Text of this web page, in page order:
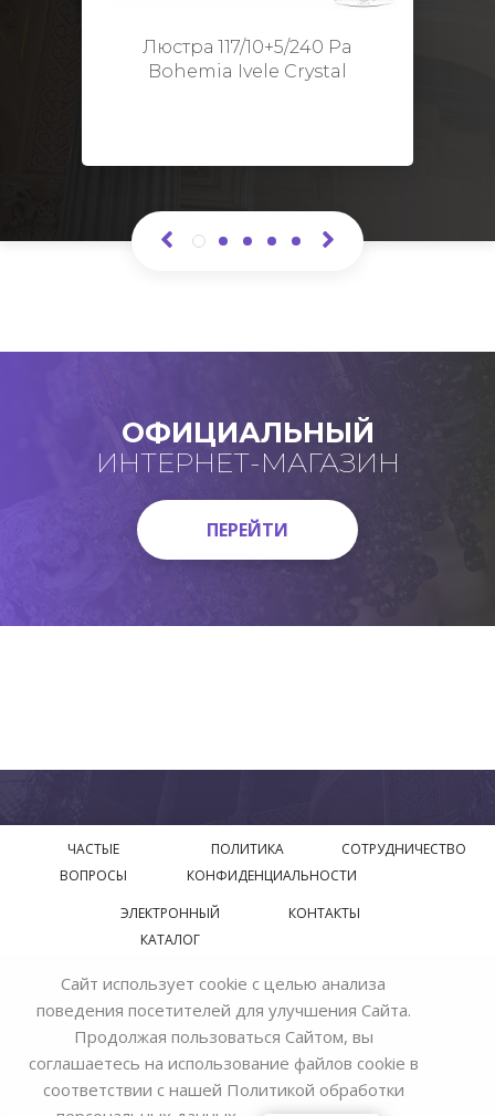
Люстра 117/10+5/240 Pa
Bohemia Ivele Crystal
ОФИЦИАЛЬНЫЙ
ИНТЕРНЕТ-МАГАЗИН
ПЕРЕЙТИ
ПЕРЕЙТИ
ЧАСТЫЕ
ВОПРОСЫ
ПОЛИТИКА
КОНФИДЕНЦИАЛЬНОСТИ
СОТРУДНИЧЕСТВО
ЭЛЕКТРОННЫЙ
КАТАЛОГ
КОНТАКТЫ
© 2018—2026 Официальный сайт завода производителя
Bohemia Ivele Crystal
Сайт использует cookie с целью анализа
поведения посетителей для улучшения Сайта.
Продолжая пользоваться Сайтом, вы
соглашаетесь на использование файлов cookie в
соответствии с нашей Политикой обработки